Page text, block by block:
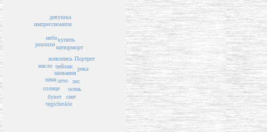
пейзаж
названия
живопись
лето
натюрморт
купить
солнце
лес
зима
осень
букет
масло река
снег
tegicheskie
реализм
небо
импрессионизм
Портрет
девушка